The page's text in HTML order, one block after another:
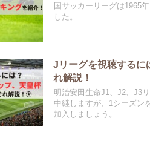
国サッカーリーグは1965
した。
Jリーグを視聴するに
れ解説！
明治安田生命J1、J2、J3
中継しますが、1シーズン
加入しましょう。